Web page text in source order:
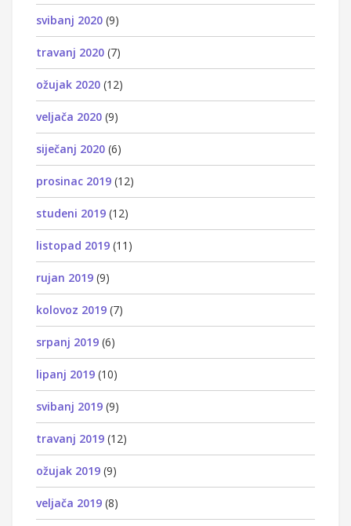
svibanj 2020 (9)
travanj 2020 (7)
ožujak 2020 (12)
veljača 2020 (9)
siječanj 2020 (6)
prosinac 2019 (12)
studeni 2019 (12)
listopad 2019 (11)
rujan 2019 (9)
kolovoz 2019 (7)
srpanj 2019 (6)
lipanj 2019 (10)
svibanj 2019 (9)
travanj 2019 (12)
ožujak 2019 (9)
veljača 2019 (8)